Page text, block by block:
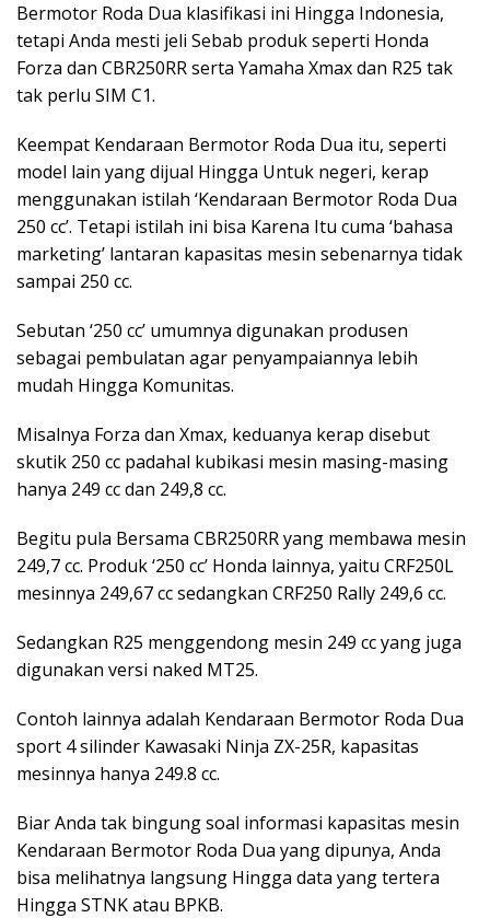
Bermotor Roda Dua klasifikasi ini Hingga Indonesia,
tetapi Anda mesti jeli Sebab produk seperti Honda
Forza dan CBR250RR serta Yamaha Xmax dan R25 tak
tak perlu SIM C1.
Keempat Kendaraan Bermotor Roda Dua itu, seperti
model lain yang dijual Hingga Untuk negeri, kerap
menggunakan istilah ‘Kendaraan Bermotor Roda Dua
250 cc’. Tetapi istilah ini bisa Karena Itu cuma ‘bahasa
marketing’ lantaran kapasitas mesin sebenarnya tidak
sampai 250 cc.
Sebutan ‘250 cc’ umumnya digunakan produsen
sebagai pembulatan agar penyampaiannya lebih
mudah Hingga Komunitas.
Misalnya Forza dan Xmax, keduanya kerap disebut
skutik 250 cc padahal kubikasi mesin masing-masing
hanya 249 cc dan 249,8 cc.
Begitu pula Bersama CBR250RR yang membawa mesin
249,7 cc. Produk ‘250 cc’ Honda lainnya, yaitu CRF250L
mesinnya 249,67 cc sedangkan CRF250 Rally 249,6 cc.
Sedangkan R25 menggendong mesin 249 cc yang juga
digunakan versi naked MT25.
Contoh lainnya adalah Kendaraan Bermotor Roda Dua
sport 4 silinder Kawasaki Ninja ZX-25R, kapasitas
mesinnya hanya 249.8 cc.
Biar Anda tak bingung soal informasi kapasitas mesin
Kendaraan Bermotor Roda Dua yang dipunya, Anda
bisa melihatnya langsung Hingga data yang tertera
Hingga STNK atau BPKB.